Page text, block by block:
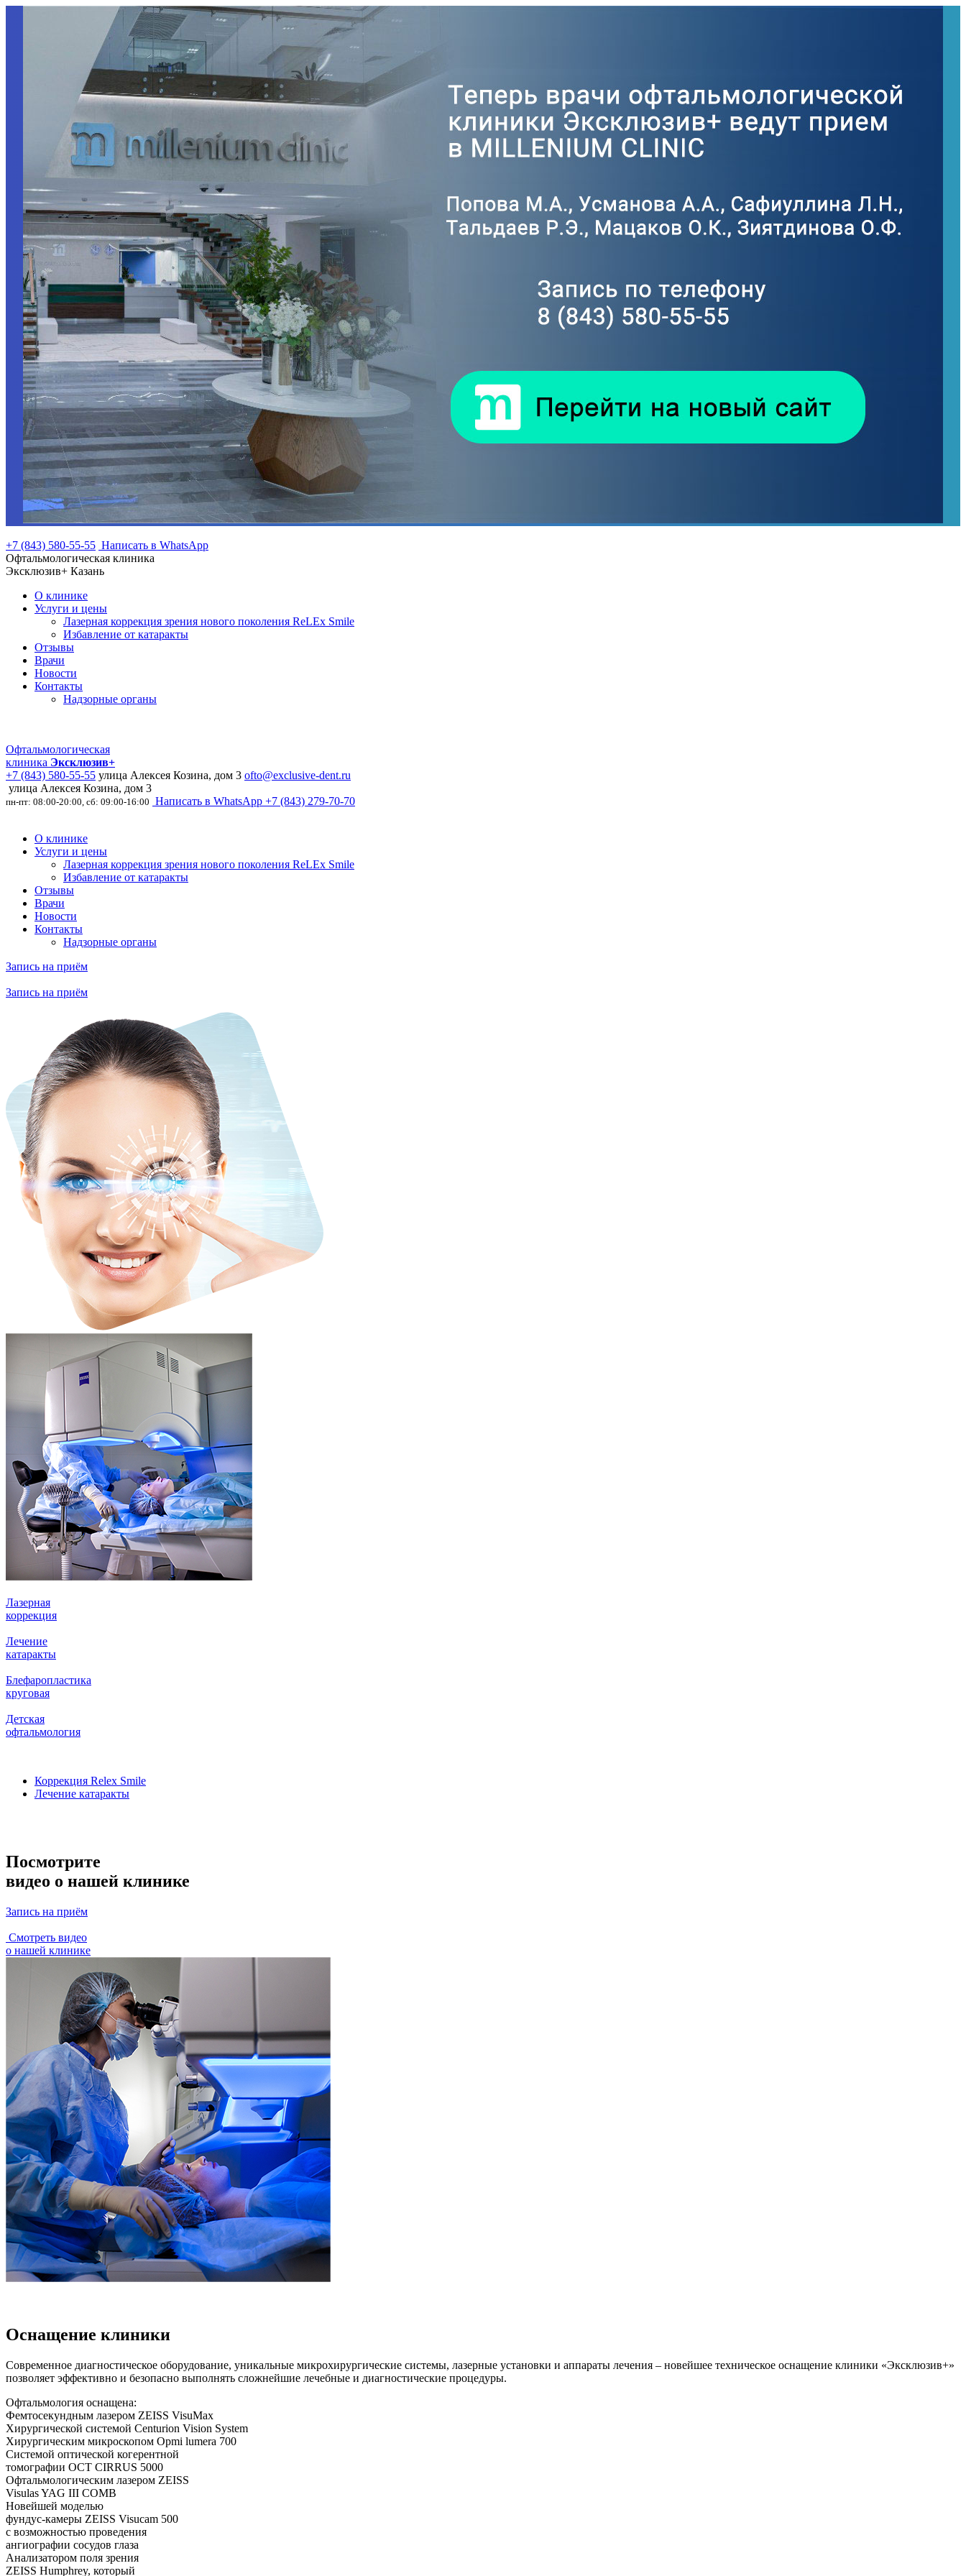
+7 (843) 580-55-55 Написать в WhatsApp
Офтальмологическая клиника
Эксклюзив+ Казань
О клинике
Услуги и цены
Лазерная коррекция зрения нового поколения ReLEx Smile
Избавление от катаракты
Отзывы
Врачи
Новости
Контакты
Надзорные органы
Офтальмологическая
клиника Эксклюзив+
+7 (843) 580-55-55 улица Алексея Козина, дом 3 ofto@exclusive-dent.ru
улица Алексея Козина, дом 3
пн-пт: 08:00-20:00, сб: 09:00-16:00 Написать в WhatsApp +7 (843) 279-70-70
О клинике
Услуги и цены
Лазерная коррекция зрения нового поколения ReLEx Smile
Избавление от катаракты
Отзывы
Врачи
Новости
Контакты
Надзорные органы
Запись на приём
Запись на приём
Лазерная
коррекция
Лечение
катаракты
Блефаропластика
круговая
Детская
офтальмология
Коррекция Relex Smile
Лечение катаракты
Посмотрите
видео о нашей клинике
Запись на приём
Смотреть видео
о нашей клинике
Оснащение клиники
Современное диагностическое оборудование, уникальные микрохирургические системы, лазерные установки и аппараты лечения – новейшее техническое оснащение клиники «Эксклюзив+»
позволяет эффективно и безопасно выполнять сложнейшие лечебные и диагностические процедуры.
Офтальмология оснащена:
Фемтосекундным лазером ZEISS VisuMax
Хирургической системой Centurion Vision System
Хирургическим микроскопом Opmi lumera 700
Системой оптической когерентной
томографии ОСT CIRRUS 5000
Офтальмологическим лазером ZEISS
Visulas YAG III COMB
Новейшей моделью
фундус-камеры ZEISS Visucam 500
с возможностью проведения
ангиографии сосудов глаза
Анализатором поля зрения
ZEISS Humphrey, который